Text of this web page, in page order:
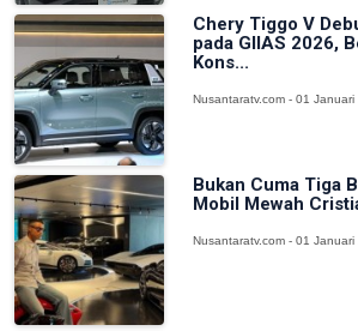
Chery Tiggo V
pada GIIAS 2026,
Kons...
Nusantaratv.com - 01 Januari
Bukan Cuma Tiga
Mobil Mewah
Nusantaratv.com - 01 Januari